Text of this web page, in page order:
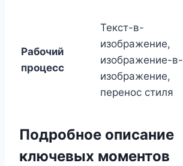
Рабочий
процесс
Текст-в-
изображение,
изображение-в-
изображение,
перенос стиля
Подробное описание
ключевых моментов